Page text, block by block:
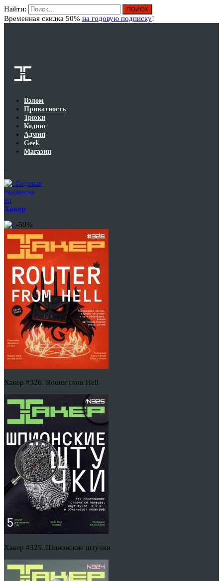
Найти:
Временная скидка 50% на годовую подписку!
Взлом
Приватность
Трюки
Кодинг
Админ
Geek
Магазин
Годовая
подписка
на
Хакер
-50%
Хакер #326. Router from Hell
Хакер #325. Шпионские штучки